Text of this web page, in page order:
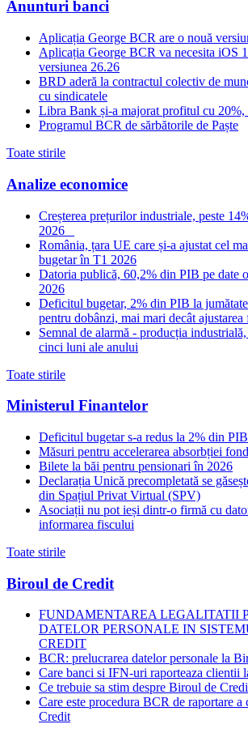
Anunturi banci
Aplicația George BCR are o nouă
Aplicația George BCR va necesita iOS
versiunea 26.26
BRD aderă la contractul colectiv de
cu sindicatele
Libra Bank și-a majorat profitul cu
Programul BCR de sărbătorile de Paște
Toate stirile
Analize economice
Creșterea prețurilor industriale, peste
2026
România, țara UE care și-a ajustat cel
bugetar în T1 2026
Datoria publică, 60,2% din PIB pe date
2026
Deficitul bugetar, 2% din PIB la
pentru dobânzi, mai mari decât ajustarea
Semnal de alarmă - producția
cinci luni ale anului
Toate stirile
Ministerul Finantelor
Deficitul bugetar s-a redus la 2% din PIB
Măsuri pentru accelerarea absorbției
Bilete la băi pentru pensionari în 2026
Declarația Unică precompletată se
din Spațiul Privat Virtual (SPV)
Asociații nu pot ieși dintr-o firmă cu
informarea fiscului
Toate stirile
Biroul de Credit
FUNDAMENTAREA LEGALITATII
DATELOR PERSONALE IN
CREDIT
BCR: prelucrarea datelor personale la
Care banci si IFN-uri raporteaza clientii
Ce trebuie sa stim despre Biroul de
Care este procedura BCR de raportare
Credit